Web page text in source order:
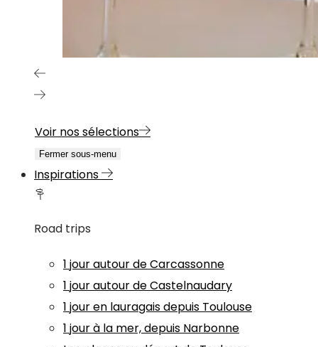
Voir nos sélections
Fermer sous-menu
Inspirations
Road trips
1 jour autour de Carcassonne
1 jour autour de Castelnaudary
1 jour en lauragais depuis Toulouse
1 jour à la mer, depuis Narbonne